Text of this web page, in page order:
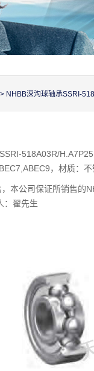
NHBB深沟球轴承SSRI-
518A03R/
，材质：不
本公司保证所销售的
：翟先生